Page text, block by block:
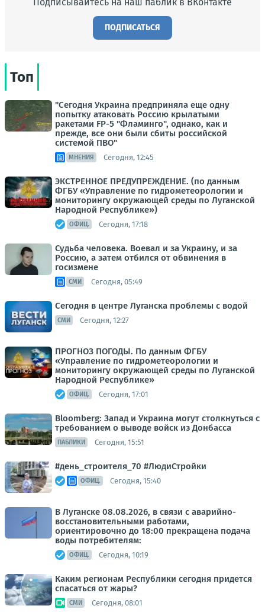
ПОДПИСАТЬСЯ
Топ
"Сегодня Украина предприняла еще одну
попытку атаковать Россию крылатыми
ракетами FP-5 "Фламинго", однако, как и
прежде, все они были сбиты российской
системой ПВО"
МНЕНИЯ Сегодня, 12:45
ЭКСТРЕННОЕ ПРЕДУПРЕЖДЕНИЕ. (по данным
ФГБУ «Управление по гидрометеорологии и
мониторингу окружающей среды по Луганской
Народной Республике»)
ОФИЦ. Сегодня, 17:18
Судьба человека. Воевал и за Украину, и за
Россию, а затем отбился от обвинения в
госизмене
СМИ Сегодня, 05:49
Сегодня в центре Луганска проблемы с водой
СМИ Сегодня, 12:27
ПРОГНОЗ ПОГОДЫ. По данным ФГБУ
«Управление по гидрометеорологии и
мониторингу окружающей среды по Луганской
Народной Республике»
ОФИЦ. Сегодня, 17:01
Bloomberg: Запад и Украина могут столкнуться с
требованием о выводе войск из Донбасса
ПАБЛИКИ Сегодня, 15:51
#день_строителя_70 #ЛюдиСтройки
ОФИЦ. Сегодня, 15:40
В Луганске 08.08.2026, в связи с аварийно-
восстановительными работами,
ориентировочно до 18:00 прекращена подача
воды потребителям:
ОФИЦ. Сегодня, 10:19
Каким регионам Республики сегодня придется
спасаться от жары?
СМИ Сегодня, 08:01